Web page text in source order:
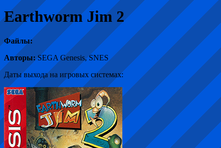
Earthworm Jim 2
Файлы:
Авторы:SEGA Genesis, SNES
Даты выхода на игровых системах: